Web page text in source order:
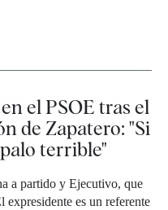
el PSOE tras el
de Zapatero: "Si
terrible"
a partido y Ejecutivo, que
es un referente